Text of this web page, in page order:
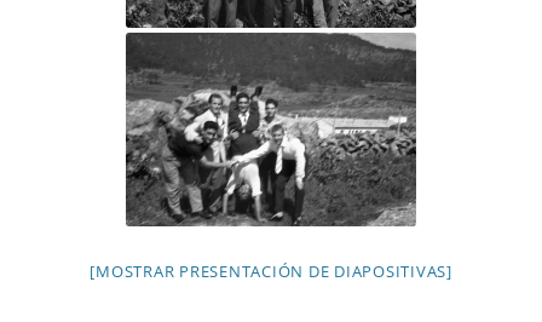
[MOSTRAR PRESENTACIÓN DE DIAPOSITIVAS]